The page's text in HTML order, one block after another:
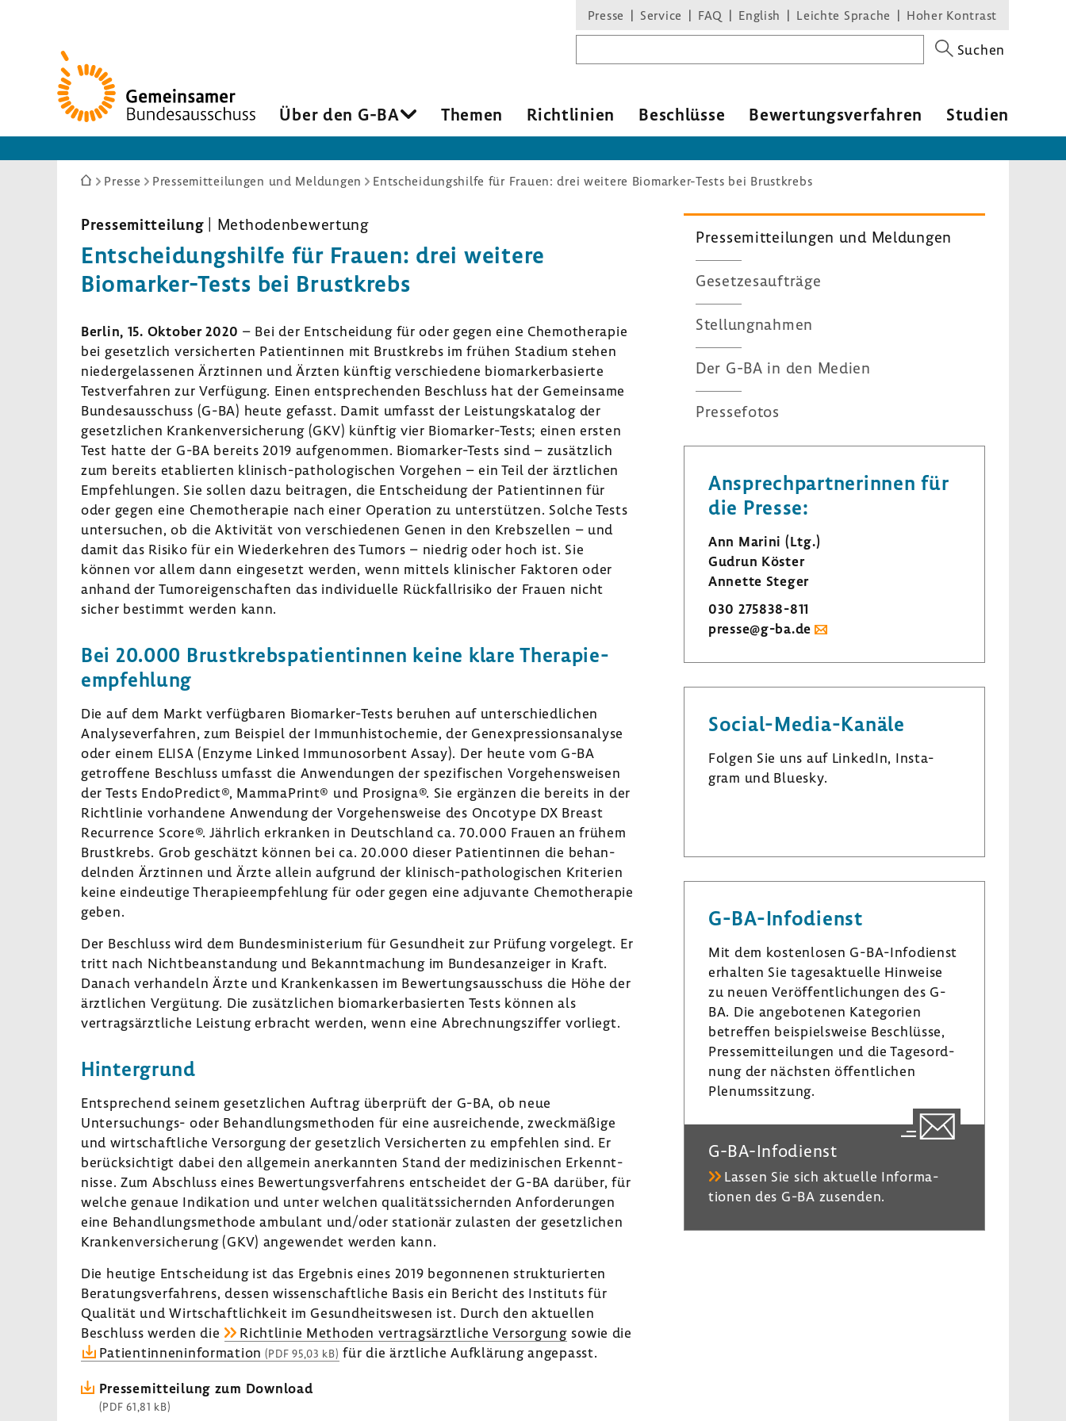
Zur
Startseite
Presse Service FAQ English Leichte Sprache Hoher Kontrast
Suchen
Über den G-BA Themen Richt­li­nien Beschlüsse Bewer­tungs­ver­fahren Studien
Sie
hier:
Presse Pressemitteilungen und Meldungen Entscheidungshilfe für Frauen: drei weitere Biomarker-Tests bei Brustkrebs
Pres­se­mit­tei­lung | Metho­den­be­wer­tung
Entschei­dungs­hilfe für Frauen: drei weitere
Biomarker-​Tests bei Brust­krebs
Berlin, 15. Oktober 2020 – Bei der Entschei­dung für oder gegen eine Chemo­the­rapie
bei gesetz­lich versi­cherten Pati­en­tinnen mit Brust­krebs im frühen Stadium stehen
nieder­ge­las­senen Ärztinnen und Ärzten künftig verschie­dene biomar­ker­ba­sierte
Test­ver­fahren zur Verfü­gung. Einen entspre­chenden Beschluss hat der Gemein­same
Bundes­aus­schuss (G-BA) heute gefasst. Damit umfasst der Leis­tungs­ka­talog der
gesetz­li­chen Kran­ken­ver­si­che­rung (GKV) künftig vier Biomarker-​Tests; einen ersten
Test hatte der G-BA bereits 2019 aufge­nommen. Biomarker-​Tests sind – zusätz­lich
zum bereits etablierten klinisch-​pathologischen Vorgehen – ein Teil der ärzt­li­chen
Empfeh­lungen. Sie sollen dazu beitragen, die Entschei­dung der Pati­en­tinnen für
oder gegen eine Chemo­the­rapie nach einer Opera­tion zu unter­stützen. Solche Tests
unter­su­chen, ob die Akti­vität von verschie­denen Genen in den Krebs­zellen – und
damit das Risiko für ein Wieder­kehren des Tumors – niedrig oder hoch ist. Sie
können vor allem dann einge­setzt werden, wenn mittels klini­scher Faktoren oder
anhand der Tumor­ei­gen­schaften das indi­vi­du­elle Rück­fall­ri­siko der Frauen nicht
sicher bestimmt werden kann.
Bei 20.000 Brust­krebs­pa­ti­en­tinnen keine klare Thera­pie­
emp­feh­lung
Die auf dem Markt verfüg­baren Biomarker-​Tests beruhen auf unter­schied­li­chen
Analy­se­ver­fahren, zum Beispiel der Immun­histo­chemie, der Genex­pres­si­ons­ana­lyse
oder einem ELISA (Enzyme Linked Immu­no­sor­bent Assay). Der heute vom G-BA
getrof­fene Beschluss umfasst die Anwen­dungen der spezi­fi­schen Vorge­hens­weisen
der Tests Endo­Pre­dict®, Mamma­Print® und Prosigna®. Sie ergänzen die bereits in der
Richt­linie vorhan­dene Anwen­dung der Vorge­hens­weise des Onco­type DX Breast
Recur­rence Score®. Jähr­lich erkranken in Deutsch­land ca. 70.000 Frauen an frühem
Brust­krebs. Grob geschätzt können bei ca. 20.000 dieser Pati­en­tinnen die behan­
delnden Ärztinnen und Ärzte allein aufgrund der klinisch-​pathologischen Krite­rien
keine eindeu­tige Thera­pie­emp­feh­lung für oder gegen eine adju­vante Chemo­the­rapie
geben.
Der Beschluss wird dem Bundes­mi­nis­te­rium für Gesund­heit zur Prüfung vorge­legt. Er
tritt nach Nicht­be­an­stan­dung und Bekannt­ma­chung im Bundes­an­zeiger in Kraft.
Danach verhan­deln Ärzte und Kran­ken­kassen im Bewer­tungs­aus­schuss die Höhe der
ärzt­li­chen Vergü­tung. Die zusätz­li­chen biomar­ker­ba­sierten Tests können als
vertrags­ärzt­liche Leis­tung erbracht werden, wenn eine Abrech­nungs­ziffer vorliegt.
Hinter­grund
Entspre­chend seinem gesetz­li­chen Auftrag über­prüft der G-BA, ob neue
Untersuchungs-​ oder Behand­lungs­me­thoden für eine ausrei­chende, zweck­mä­ßige
und wirt­schaft­liche Versor­gung der gesetz­lich Versi­cherten zu empfehlen sind. Er
berück­sich­tigt dabei den allge­mein aner­kannten Stand der medi­zi­ni­schen Erkennt­
nisse. Zum Abschluss eines Bewer­tungs­ver­fah­rens entscheidet der G-BA darüber, für
welche genaue Indi­ka­tion und unter welchen quali­täts­si­chernden Anfor­de­rungen
eine Behand­lungs­me­thode ambu­lant und/oder stationär zulasten der gesetz­li­chen
Kran­ken­ver­si­che­rung (GKV) ange­wendet werden kann.
Die heutige Entschei­dung ist das Ergebnis eines 2019 begon­nenen struk­tu­rierten
Bera­tungs­ver­fah­rens, dessen wissen­schaft­liche Basis ein Bericht des Insti­tuts für
Qualität und Wirt­schaft­lich­keit im Gesund­heits­wesen ist. Durch den aktu­ellen
Beschluss werden die
Richt­linie Methoden vertrags­ärzt­liche Versor­gung sowie die
Pati­en­tin­nen­in­for­ma­tion (PDF 95,03 kB) für die ärzt­liche Aufklä­rung ange­passt.
Pres­se­mit­tei­lung zum Down­load
(PDF 61,81 kB)
Pres­se­mit­tei­lungen und Meldungen
Geset­zes­auf­träge
Stel­lung­nahmen
Der G-BA in den Medien
Pres­se­fotos
Ansprech­part­ne­rinnen für
die Presse:
Ann Marini (Ltg.)
Gudrun Köster
Annette Steger
030 275838-​811
presse@g-ba.de
Social-​Media-Kanäle
Folgen Sie uns auf LinkedIn, Insta­
gram und Bluesky.
n
k
d
n
s
t
­
r
a
m
u
e
k
G-​BA-Infodienst
Mit dem kosten­losen G-​BA-Infodienst
erhalten Sie tages­ak­tu­elle Hinweise
zu neuen Veröf­fent­li­chungen des G-
BA. Die ange­bo­tenen Kate­go­rien
betreffen beispiels­weise Beschlüsse,
Pres­se­mit­tei­lungen und die Tages­ord­
nung der nächsten öffent­li­chen
Plenumssit­zung.
G-​BA-Infodienst
Lassen Sie sich aktu­elle Infor­ma­
tionen des G-BA zusenden.